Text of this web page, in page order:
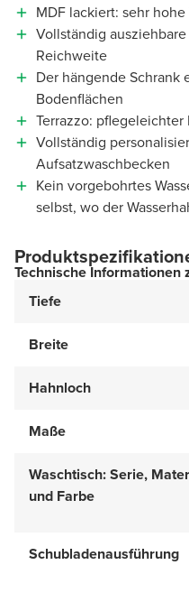
MDF lackiert: sehr
Vollständig
Reichweite
Der hängende
Bodenflächen
Terrazzo: pflegeleichter
Vollständig
Aufsatzwaschbecken
Kein vorgebohrtes
selbst, wo der
Technische Informationen
Tiefe
Breite
Hahnloch
Maße
Waschtisch: Serie,
und Farbe
Schubladenausführung